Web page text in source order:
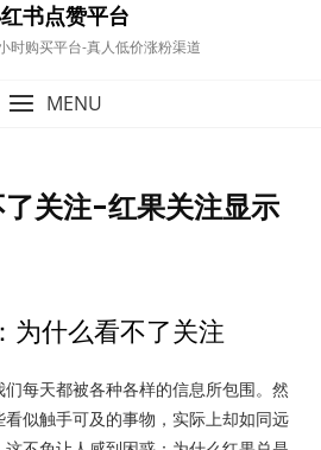
书点赞平台
时购买平台-真人低价涨粉渠道
MENU
关注-红果关注显示
为什么看不了关注
每天都被各种各样的信息所包围。然
似触手可及的事物，实际上却如同远